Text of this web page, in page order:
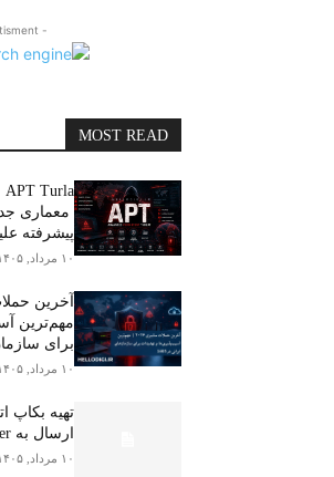
- Advertisment -
MOST READ
پیشرفته
۱۰ مرداد, ۱۴۰۵
مهم‌ترین
برای
۱۰ مرداد, ۱۴۰۵
ارسال به FTP Server با اسکریپت
۱۰ مرداد, ۱۴۰۵